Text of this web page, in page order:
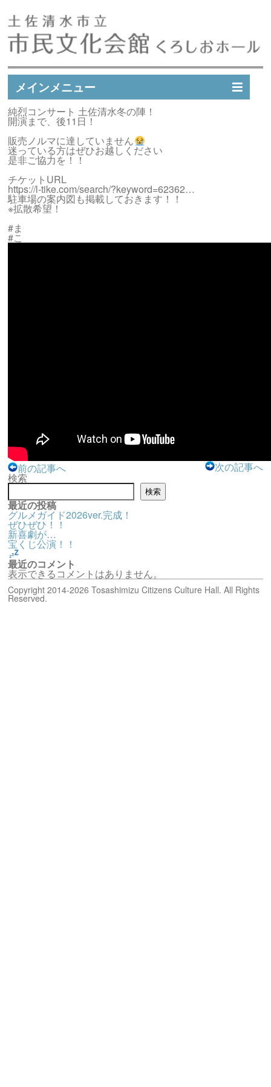
メインメニュー
イベントスケジュール
イベント実績
施設案内
市民文化会館会員募集
アクセス
お問い合わせ
純烈コンサート 土佐清水冬の陣！
開演まで、後11日！
販売ノルマに達していません
迷っている方はぜひお越しください
是非ご協力を！！
チケットURL
https://l-tike.com/search/?keyword=62362…
駐車場の案内図も掲載しておきます！！
※拡散希望！
#ま
#こ
前の記事へ 次の記事へ
検索
検索
最近の投稿
グルメガイド2026ver.完成！
ぜひぜひ！！
新喜劇が…
宝くじ公演！！
最近のコメント
表示できるコメントはありません。
Copyright 2014-2026 Tosashimizu Citizens Culture Hall. All Rights
Reserved.